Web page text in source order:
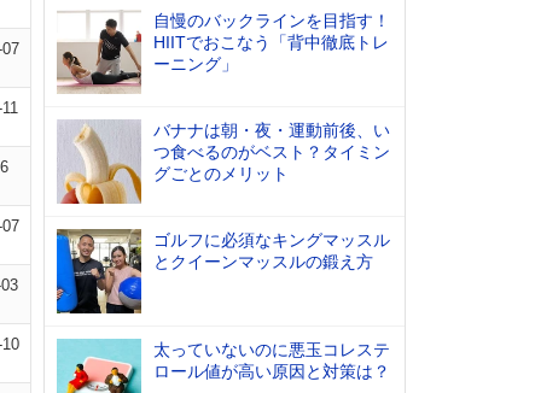
自慢のバックラインを目指す！
HIITでおこなう「背中徹底トレ
ーニング」
バナナは朝・夜・運動前後、い
つ食べるのがベスト？タイミン
グごとのメリット
ゴルフに必須なキングマッスル
とクイーンマッスルの鍛え方
太っていないのに悪玉コレステ
ロール値が高い原因と対策は？